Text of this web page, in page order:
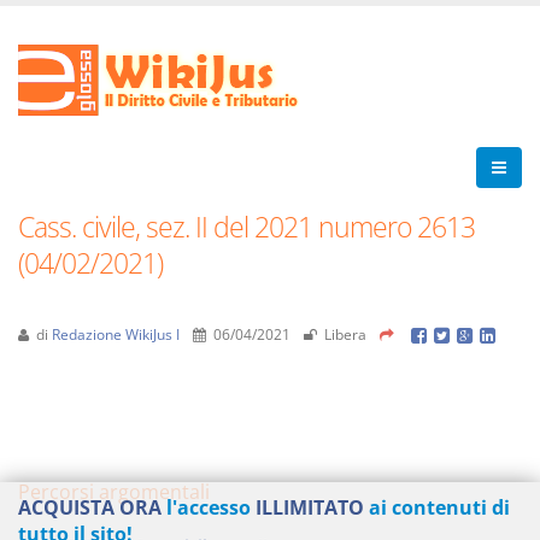
Cass. civile, sez. II del 2021 numero 2613
(04/02/2021)
di Redazione WikiJus I 06/04/2021 Libera
Percorsi argomentali
ACQUISTA ORAl'accesso ILLIMITATO ai contenuti di
tutto il sito!